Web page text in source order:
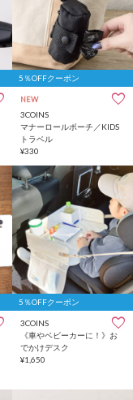
5％OFFクーポン
NEW
3COINS
マナーロールポーチ／KIDS
トラベル
¥330
5％OFFクーポン
3COINS
《車やベビーカーに！》お
でかけデスク
¥1,650